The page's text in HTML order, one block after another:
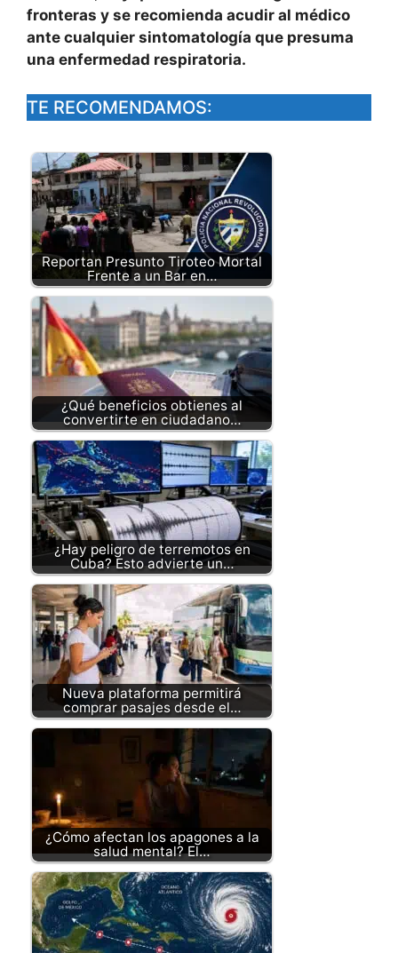
fronteras y se recomienda acudir al médico
ante cualquier sintomatología que presuma
una enfermedad respiratoria.
TE RECOMENDAMOS:
Reportan Presunto Tiroteo Mortal
Frente a un Bar en…
¿Qué beneficios obtienes al
convertirte en ciudadano…
¿Hay peligro de terremotos en
Cuba? Esto advierte un…
Nueva plataforma permitirá
comprar pasajes desde el…
¿Cómo afectan los apagones a la
salud mental? El…